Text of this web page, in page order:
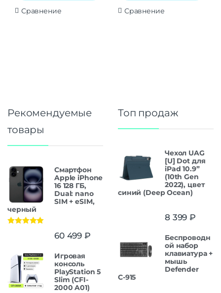
Сравнение Сравнение
Рекомендуемые
товары
Смартфон
Apple iPhone
16 128 ГБ,
Dual: nano
SIM + eSIM,
черный
60 499 ₽
Игровая
консоль
PlayStation 5
Slim (CFI-
2000 A01)
Топ продаж
Чехол UAG
[U] Dot для
iPad 10.9”
(10th Gen
2022), цвет
синий (Deep Ocean)
8 399 ₽
Беспроводн
ой набор
клавиатура +
мышь
Defender
С-915